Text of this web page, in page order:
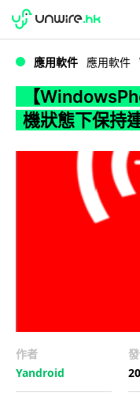
WWDC 2026
應用軟件 應用軟件
【
機狀態下保持
作者
Yandroid